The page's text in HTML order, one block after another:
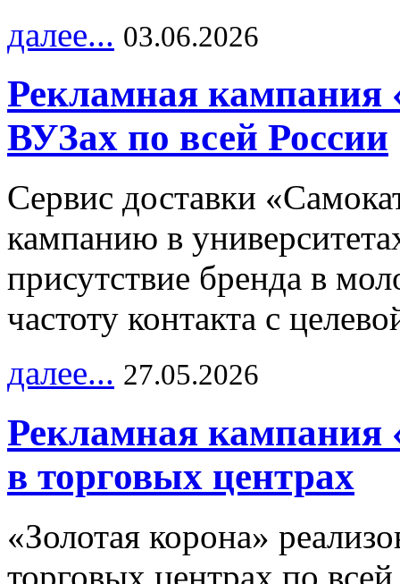
далее... 03.06.2026
Рекламная кампания
ВУЗах по всей России
Сервис доставки
кампанию в
присутствие бренда в
частоту контакта с
далее... 27.05.2026
Рекламная кампания
в торговых центрах
«Золотая корона»